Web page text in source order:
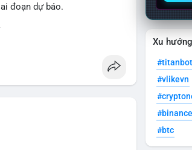
đoạn dự báo.
Xu
#titanbot
#vlikevn
#btc